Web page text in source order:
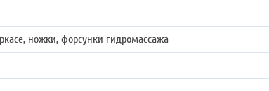
ножки, форсунки гидромассажа